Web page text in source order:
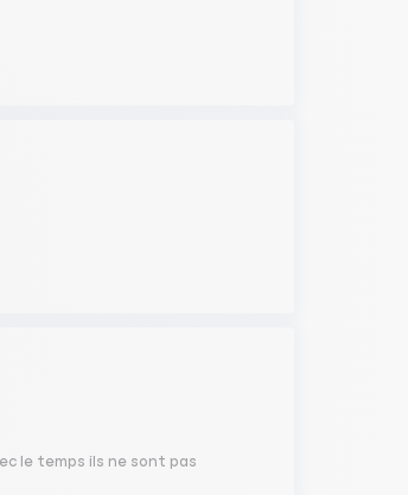
le temps ils ne sont pas